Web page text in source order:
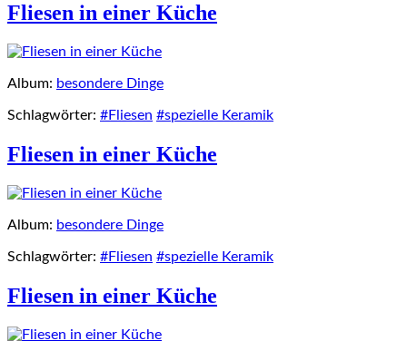
Fliesen in einer Küche
Album: besondere Dinge
Schlagwörter: #Fliesen #spezielle Keramik
Fliesen in einer Küche
Album: besondere Dinge
Schlagwörter: #Fliesen #spezielle Keramik
Fliesen in einer Küche